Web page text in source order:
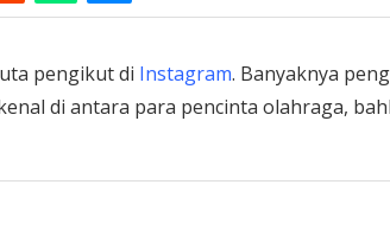
pengikut di Instagram. Banyaknya
di antara para pencinta olahraga,